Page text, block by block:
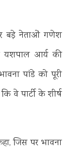
बड़े नेताओं गणेश
यशपाल आर्य की
पांडे को पूरी
वे पार्टी के शीर्ष
जिस पर भावना